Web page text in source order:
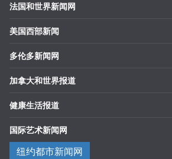
法国和世界新闻网
美国西部新闻
多伦多新闻网
加拿大和世界报道
健康生活报道
国际艺术新闻网
纽约都市新闻网